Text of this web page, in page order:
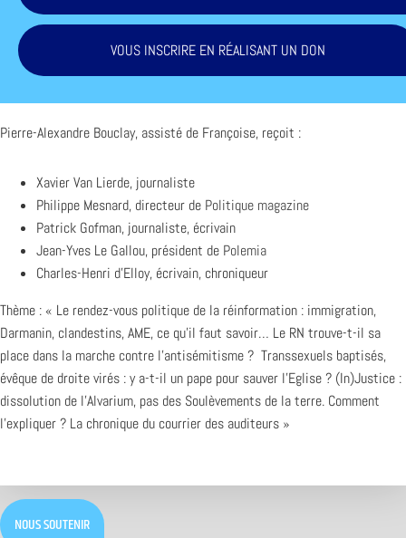
VOUS INSCRIRE EN RÉALISANT UN DON
Pierre-Alexandre Bouclay, assisté de Françoise, reçoit :
Xavier Van Lierde, journaliste
Philippe Mesnard, directeur de Politique magazine
Patrick Gofman, journaliste, écrivain
Jean-Yves Le Gallou, président de Polemia
Charles-Henri d’Elloy, écrivain, chroniqueur
Thème : « Le rendez-vous politique de la réinformation : immigration,
Darmanin, clandestins, AME, ce qu’il faut savoir… Le RN trouve-t-il sa
place dans la marche contre l’antisémitisme ? Transsexuels baptisés,
évêque de droite virés : y a-t-il un pape pour sauver l’Eglise ? (In)Justice :
dissolution de l’Alvarium, pas des Soulèvements de la terre. Comment
l’expliquer ? La chronique du courrier des auditeurs »
NOUS SOUTENIR